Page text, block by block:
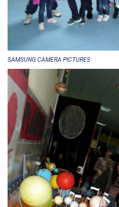
SAMSUNG CAMERA PICTURES